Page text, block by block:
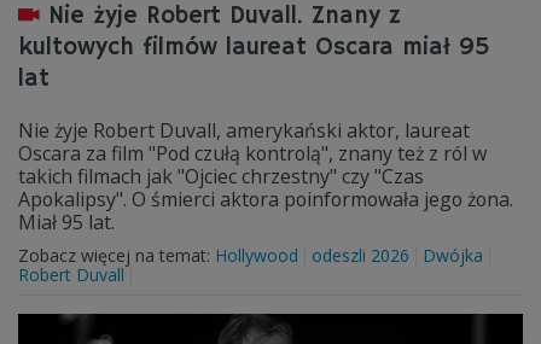
Nie żyje Robert Duvall. Znany z
kultowych filmów laureat Oscara miał 95
lat
Nie żyje Robert Duvall, amerykański aktor, laureat
Oscara za film "Pod czułą kontrolą", znany też z ról w
takich filmach jak "Ojciec chrzestny" czy "Czas
Apokalipsy". O śmierci aktora poinformowała jego żona.
Miał 95 lat.
Zobacz więcej na temat: Hollywood odeszli 2026
Dwójka
Robert Duvall